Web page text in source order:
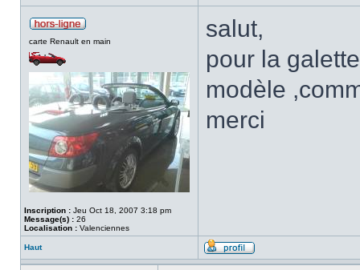
carte Renault en main
Inscription : Jeu Oct 18, 2007 3:18 pm
Message(s) : 26
Localisation : Valenciennes
salut,
pour la
modèle
merci
Haut